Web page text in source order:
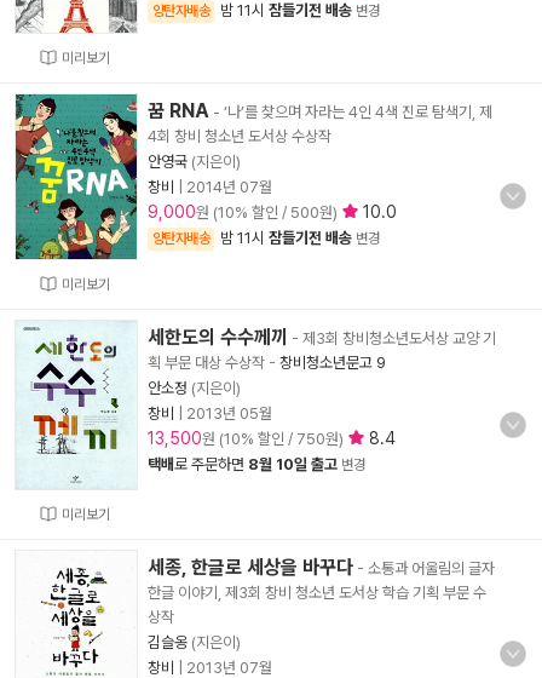
미리보기
양탄자배송 밤 11시 잠들기전 배송 변경
미리보기
꿈 RNA - ‘나’를 찾으며 자라는 4인 4색 진로 탐색기, 제
4회 창비 청소년 도서상 수상작
안영국 (지은이)
창비
2014년 07월
9,000원 (10% 할인 / 500원) 10.0
양탄자배송 밤 11시 잠들기전 배송 변경
미리보기
세한도의 수수께끼 - 제3회 창비청소년도서상 교양 기
획 부문 대상 수상작 - 창비청소년문고 9
안소정 (지은이)
창비
2013년 05월
13,500원 (10% 할인 / 750원) 8.4
택배로 주문하면 8월 10일 출고 변경
세종, 한글로 세상을 바꾸다 - 소통과 어울림의 글자
한글 이야기, 제3회 창비 청소년 도서상 학습 기획 부문 수
상작
김슬옹 (지은이)
창비
2013년 07월